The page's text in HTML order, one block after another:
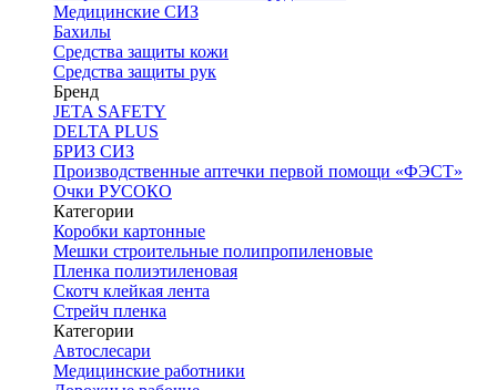
Медицинские СИЗ
Бахилы
Средства защиты кожи
Средства защиты рук
Бренд
JETA SAFETY
DELTA PLUS
БРИЗ СИЗ
Производственные аптечки первой помощи «ФЭСТ»
Очки РУСОКО
Категории
Коробки картонные
Мешки строительные полипропиленовые
Пленка полиэтиленовая
Скотч клейкая лента
Стрейч пленка
Категории
Автослесари
Медицинские работники